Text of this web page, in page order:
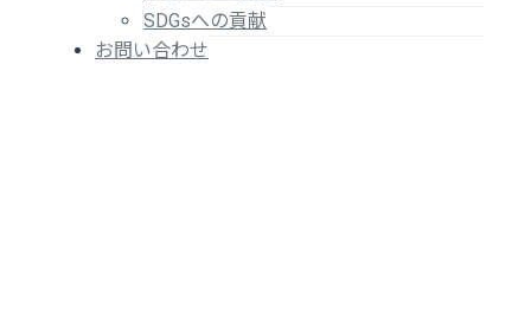
SDGsへの貢献
お問い合わせ